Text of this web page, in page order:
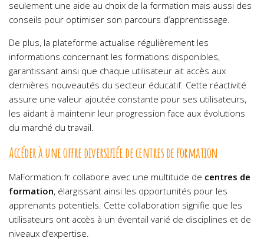
seulement une aide au choix de la formation mais aussi des
conseils pour optimiser son parcours d’apprentissage.
De plus, la plateforme actualise régulièrement les
informations concernant les formations disponibles,
garantissant ainsi que chaque utilisateur ait accès aux
dernières nouveautés du secteur éducatif. Cette réactivité
assure une valeur ajoutée constante pour ses utilisateurs,
les aidant à maintenir leur progression face aux évolutions
du marché du travail.
Accéder à une offre diversifiée de centres de formation
MaFormation.fr collabore avec une multitude de centres de
formation, élargissant ainsi les opportunités pour les
apprenants potentiels. Cette collaboration signifie que les
utilisateurs ont accès à un éventail varié de disciplines et de
niveaux d’expertise.